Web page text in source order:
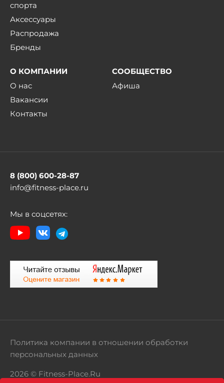
спорта
Аксессуары
Распродажа
Бренды
О КОМПАНИИ
О нас
Вакансии
Контакты
СООБЩЕСТВО
Афиша
8 (800) 600-28-87
info@fitness-place.ru
Мы в соцсетях:
2026 © Fitness-Place.Ru
Политика компании в отношении обработки
персональных данных